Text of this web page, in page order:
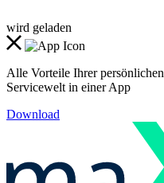
wird geladen
Alle Vorteile Ihrer persönlichen
Servicewelt in einer App
Download